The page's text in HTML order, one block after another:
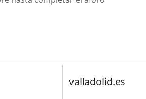
valladolid.es